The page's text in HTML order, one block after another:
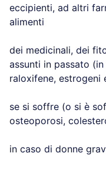
eccipienti, ad altri
alimenti
dei medicinali, dei
assunti in passato
raloxifene, estrogeni
se si soffre (o si è
osteoporosi,
in caso di donne